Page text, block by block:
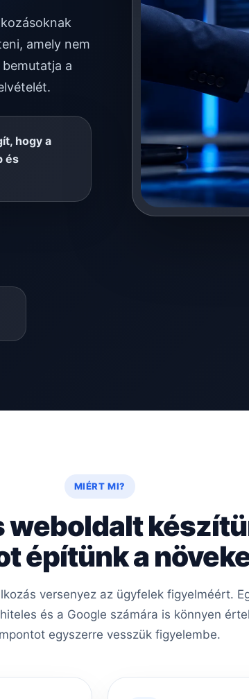
amely nem
a
hogy a
és
MIÉRT MI?
weboldalt
építünk a
versenyez az ügyfelek figyelméért.
és a Google számára is könnyen
egyszerre vesszük figyelembe.